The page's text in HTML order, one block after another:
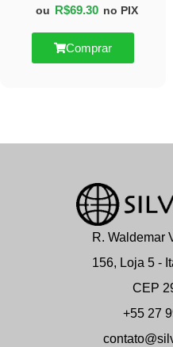
ou R$69.30 no PIX
Comprar
R. Waldemar
156, Loja 5 -
CEP
+55 27